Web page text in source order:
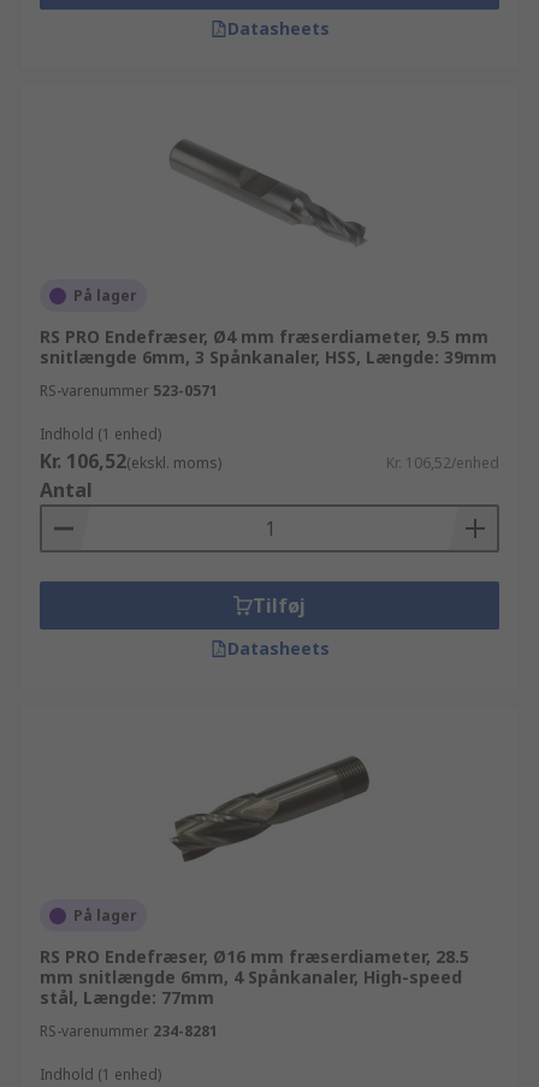
Datasheets
På lager
RS PRO Endefræser, Ø4 mm fræserdiameter, 9.5 mm
snitlængde 6mm, 3 Spånkanaler, HSS, Længde: 39mm
RS-varenummer 523-0571
Indhold (1 enhed)
Kr. 106,52(ekskl. moms) Kr. 106,52/enhed
Antal
Tilføj
Datasheets
På lager
RS PRO Endefræser, Ø16 mm fræserdiameter, 28.5
mm snitlængde 6mm, 4 Spånkanaler, High-speed
stål, Længde: 77mm
RS-varenummer 234-8281
Indhold (1 enhed)